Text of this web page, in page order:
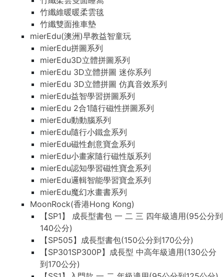
竹纖維暖暖柔雲毯
竹纖雙面推車墊
mierEdu(澳洲)早教益智童玩
mierEdu拼圖系列
mierEdu3D立體拼圖系列
mierEdu 3D立體拼圖 迷你系列
mierEdu 3D立體拼圖 仿真音效系列
mierEdu益智學習拼圖系列
mierEdu 2合1隨行磁性拼圖系列
mierEdu動動腦系列
mierEdu隨行小鐵盒系列
mierEdu磁性創意寶盒系列
mierEdu小畫家隨行磁性版系列
mierEdu認知學習磁性寶盒系列
mierEdu邏輯智能學習寶盒系列
mierEdu魔幻水畫書系列
MoonRock(香港Hong Kong)
【SP1】 成長型書包 一 二 三 四年級適用(95公分到
140公分)
【SP505】成長型書包(150公分到170公分)
【SP301SP300P】成長型 中高年級適用(130公分
到170公分)